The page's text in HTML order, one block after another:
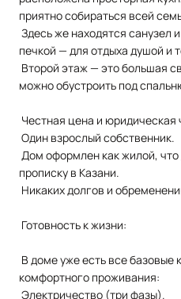
приятно собираться всей
Здесь же находятся санузел
печкой — для отдыха душой и
Второй этаж — это большая
можно обустроить под
Честная цена и юридическая
Один взрослый собственник.
Дом оформлен как жилой,
прописку в Казани.
Никаких долгов и
Готовность к жизни:
В доме уже есть все базовые
комфортного проживания:
Электричество (три фазы).